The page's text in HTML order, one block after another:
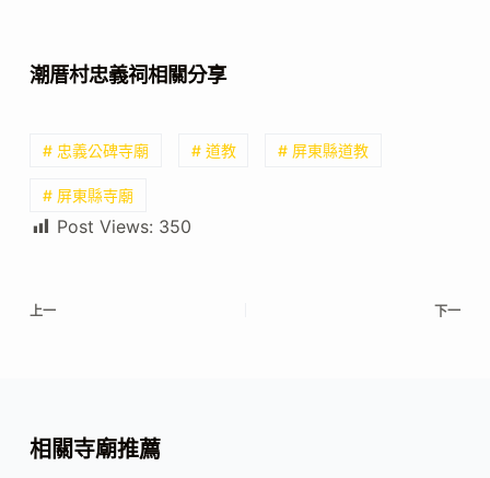
潮厝村忠義祠相關分享
# 忠義公碑寺廟 # 道教 # 屏東縣道教
# 屏東縣寺廟
Post Views: 350
上一 下一
相關寺廟推薦